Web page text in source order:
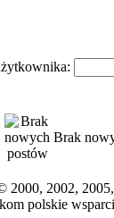
Brak
2000, 2002,
polskie